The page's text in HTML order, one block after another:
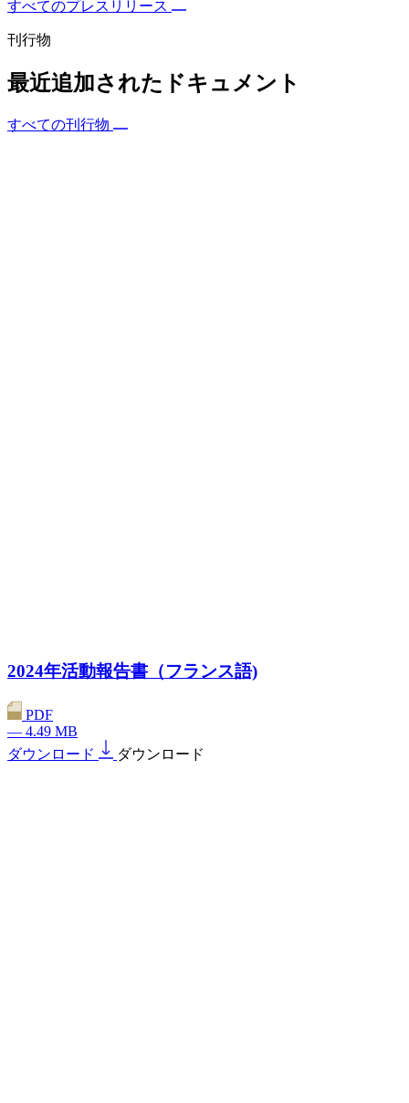
すべてのプレスリリース
刊行物
最近追加されたドキュメント
すべての刊行物
2024年活動報告書（フランス語)
PDF
— 4.49 MB
ダウンロード
ダウンロード